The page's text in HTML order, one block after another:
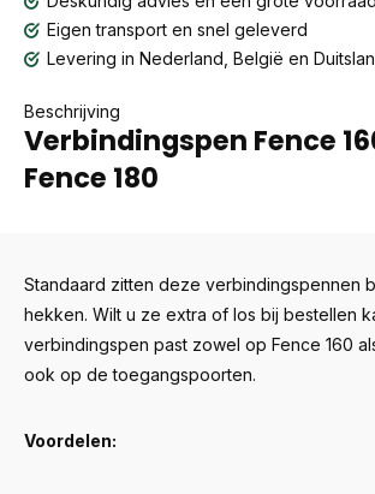
Eigen transport en snel geleverd
Levering in Nederland, België en
Beschrijving
Verbindingspen Fence
Fence 180
Standaard zitten deze verbindingspennen
hekken. Wilt u ze extra of los bij bestellen
verbindingspen past zowel op Fence 160
ook op de toegangspoorten.
Voordelen: